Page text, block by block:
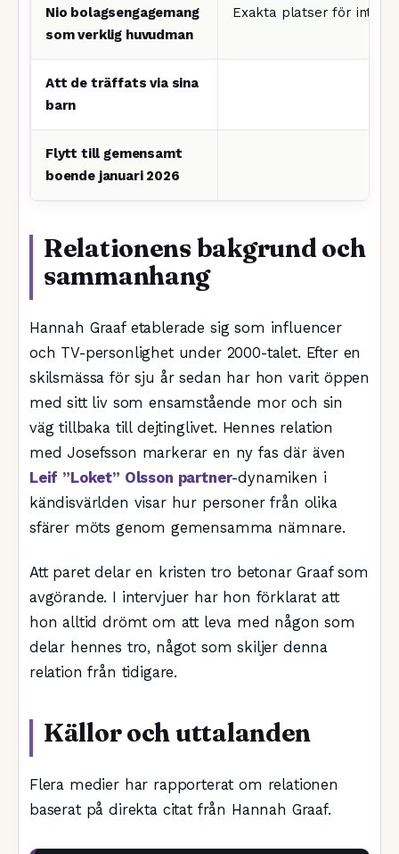
Nio bolagsengagemang
som verklig huvudman
Exakta platser för
Att de träffats via sina
barn
Flytt till gemensamt
boende januari 2026
Relationens bakgrund och
sammanhang
Hannah Graaf etablerade sig som influencer
och TV-personlighet under 2000-talet. Efter en
skilsmässa för sju år sedan har hon varit öppen
med sitt liv som ensamstående mor och sin
väg tillbaka till dejtinglivet. Hennes relation
med Josefsson markerar en ny fas där även
Leif ”Loket” Olsson partner-dynamiken i
kändisvärlden visar hur personer från olika
sfärer möts genom gemensamma nämnare.
Att paret delar en kristen tro betonar Graaf som
avgörande. I intervjuer har hon förklarat att
hon alltid drömt om att leva med någon som
delar hennes tro, något som skiljer denna
relation från tidigare.
Källor och uttalanden
Flera medier har rapporterat om relationen
baserat på direkta citat från Hannah Graaf.